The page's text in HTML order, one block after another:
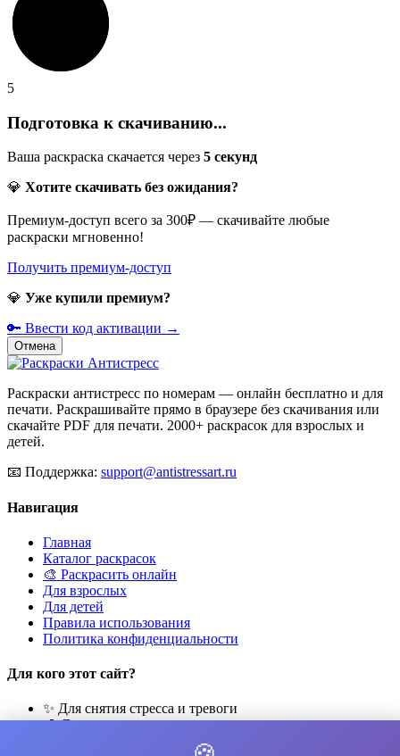
5
Подготовка к скачиванию...
Ваша раскраска скачается через 5 секунд
💎 Хотите скачивать без ожидания?
Премиум-доступ всего за 300₽ — скачивайте любые
раскраски мгновенно!
Получить премиум-доступ
💎 Уже купили премиум?
🔑 Ввести код активации →
Отмена
Раскраски антистресс по номерам — онлайн бесплатно и для
печати. Раскрашивайте прямо в браузере без скачивания или
скачайте PDF для печати. 2000+ раскрасок для взрослых и
детей.
📧 Поддержка: support@antistressart.ru
Навигация
Главная
Каталог раскрасок
🎨 Раскрасить онлайн
Для взрослых
Для детей
Правила использования
Политика конфиденциальности
Для кого этот сайт?
✨ Для снятия стресса и тревоги
🎨 Для развития креативности
🧘 Для медитации и расслабления